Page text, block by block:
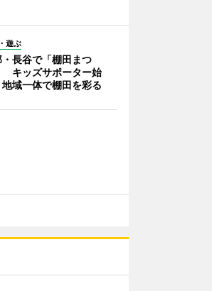
遊ぶ
・長谷で「棚田まつ
キッズサポーター始
地域一体で棚田を彩る